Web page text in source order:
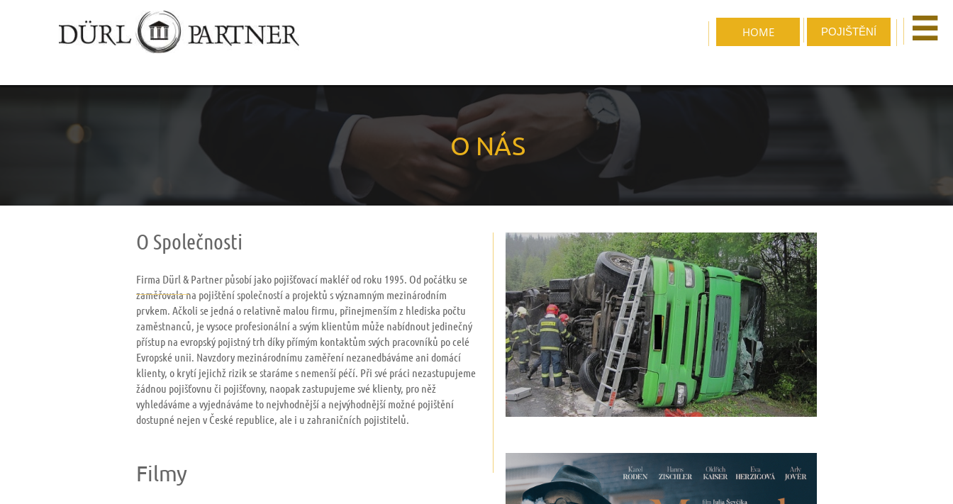
HOME POJIŠTĚNÍ 
O NÁS
O Společnosti
Firma Dürl & Partner působí jako pojišťovací makléř od roku 1995. Od počátku se
zaměřovala na pojištění společností a projektů s významným mezinárodním
prvkem. Ačkoli se jedná o relativně malou firmu, přinejmenším z hlediska počtu
zaměstnanců, je vysoce profesionální a svým klientům může nabídnout jedinečný
přístup na evropský pojistný trh díky přímým kontaktům svých pracovníků po celé
Evropské unii. Navzdory mezinárodnímu zaměření nezanedbáváme ani domácí
klienty, o krytí jejichž rizik se staráme s nemenší péčí. Při své práci nezastupujeme
žádnou pojišťovnu či pojišťovny, naopak zastupujeme své klienty, pro něž
vyhledáváme a vyjednáváme to nejvhodnější a nejvýhodnější možné pojištění
dostupné nejen v České republice, ale i u zahraničních pojistitelů.
Filmy